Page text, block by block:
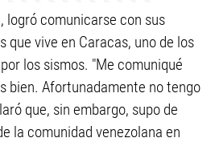
logró comunicarse con sus
que vive en Caracas, uno de los
los sismos. "Me comuniqué
bien. Afortunadamente no tengo
que, sin embargo, supo de
la comunidad venezolana en